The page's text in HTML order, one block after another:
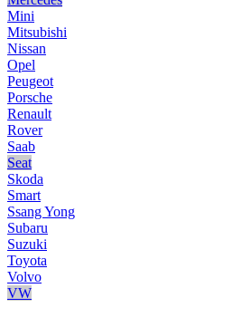
Mini
Mitsubishi
Nissan
Opel
Peugeot
Porsche
Renault
Rover
Saab
Seat
Skoda
Smart
Ssang Yong
Subaru
Suzuki
Toyota
Volvo
VW